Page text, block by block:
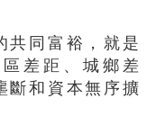
同富裕，就是
差距、城鄉差
斷和資本無序擴